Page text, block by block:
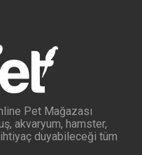
Pet Mağazası
akvaryum, hamster,
ihtiyaç duyabileceği tüm